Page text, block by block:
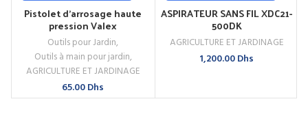
Pistolet d’arrosage haute
pression Valex
Outils pour Jardin,
Outils à main pour jardin,
AGRICULTURE ET JARDINAGE
65.00Dhs
ASPIRATEUR SANS FIL XDC21-
500DK
AGRICULTURE ET JARDINAGE
1,200.00Dhs